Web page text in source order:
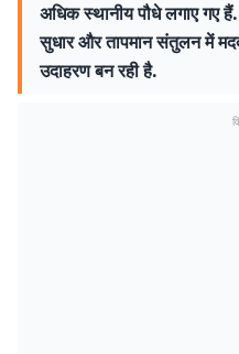
अधिक स्थानीय पौधे लगाए गए
सुधार और तापमान संतुलन में
उदाहरण बन रही है.